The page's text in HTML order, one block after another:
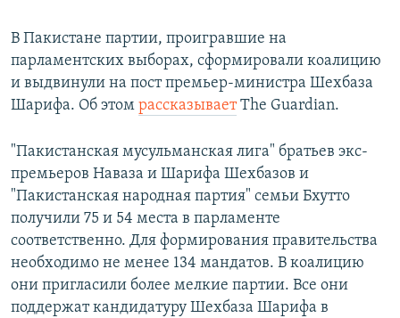
Все сайты РСЕ/РС
В Пакистане партии, проигравшие на
парламентских выборах, сформировали коалицию
и выдвинули на пост премьер-министра Шехбаза
Шарифа. Об этом рассказываетThe Guardian.
"Пакистанская мусульманская лига" братьев экс-
премьеров Наваза и Шарифа Шехбазов и
"Пакистанская народная партия" семьи Бхутто
получили 75 и 54 места в парламенте
соответственно. Для формирования правительства
необходимо не менее 134 мандатов. В коалицию
они пригласили более мелкие партии. Все они
поддержат кандидатуру Шехбаза Шарифа в